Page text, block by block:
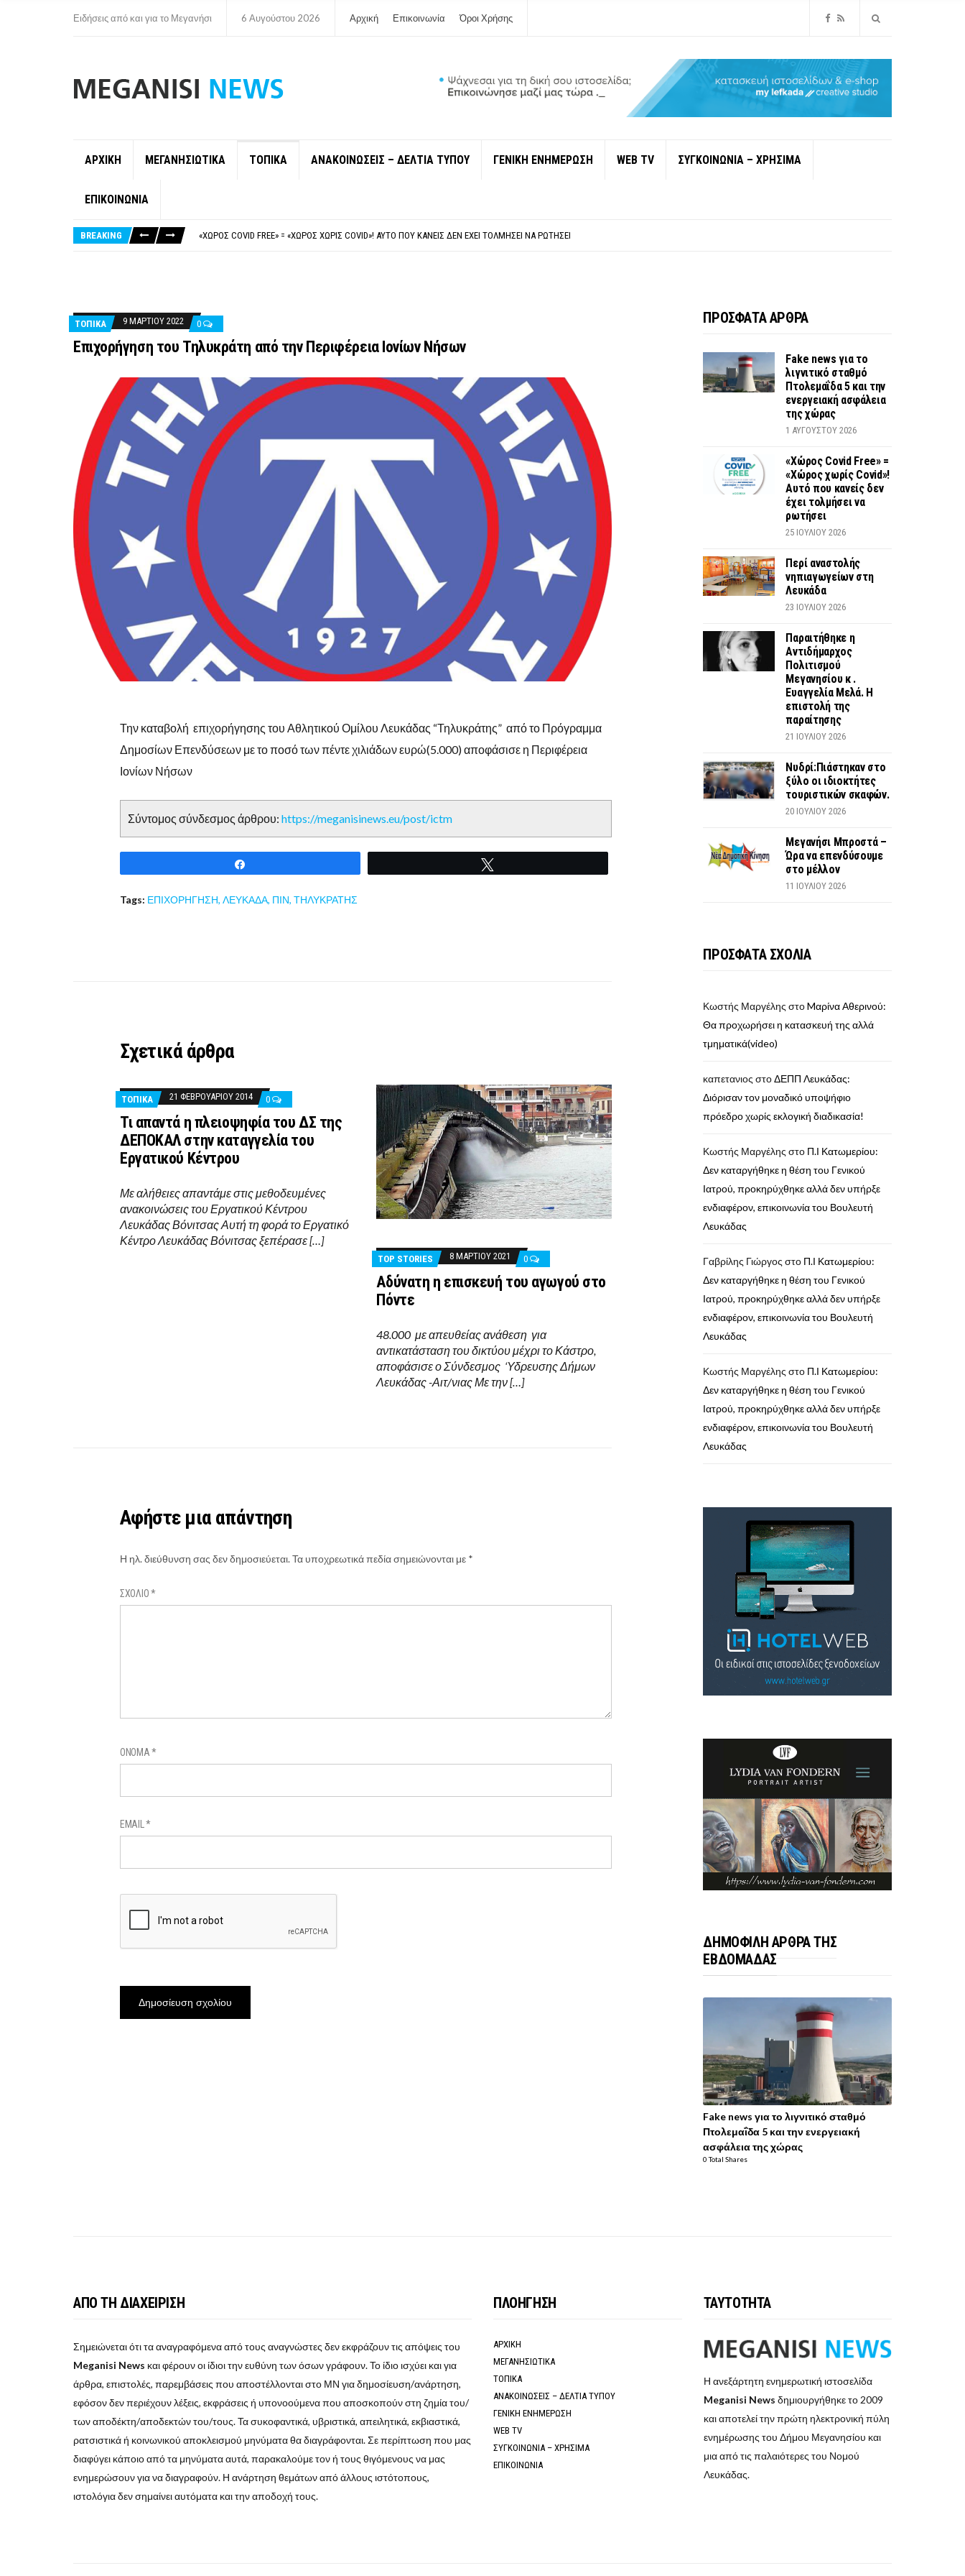
Ειδήσεις από και για το Μεγανήσι 6 Αυγούστου 2026 Αρχική Επικοινωνία Όροι Χρήσης
ΑΡΧΙΚΗ ΜΕΓΑΝΗΣΙΩΤΙΚΑ ΤΟΠΙΚΑ ΑΝΑΚΟΙΝΩΣΕΙΣ – ΔΕΛΤΙΑ ΤΥΠΟΥ ΓΕΝΙΚΗ ΕΝΗΜΕΡΩΣΗ WEB TV ΣΥΓΚΟΙΝΩΝΙΑ – ΧΡΗΣΙΜΑ
ΕΠΙΚΟΙΝΩΝΙΑ
BREAKING
«ΧΏΡΟΣ COVID FREE» = «ΧΏΡΟΣ ΧΩΡΊΣ COVID»! ΑΥΤΌ ΠΟΥ ΚΑΝΕΊΣ ΔΕΝ ΈΧΕΙ ΤΟΛΜΉΣΕΙ ΝΑ ΡΩΤΉΣΕΙ
ΤΟΠΙΚΑ 9 ΜΑΡΤΊΟΥ 2022 0
Επιχορήγηση του Τηλυκράτη από την Περιφέρεια Ιονίων Νήσων
Την καταβολή επιχορήγησης του Αθλητικού Ομίλου Λευκάδας “Τηλυκράτης” από το Πρόγραμμα
Δημοσίων Επενδύσεων με το ποσό των πέντε χιλιάδων ευρώ(5.000) αποφάσισε η Περιφέρεια
Ιονίων Νήσων
Σύντομος σύνδεσμος άρθρου: https://meganisinews.eu/post/ictm
Tags: ΕΠΙΧΟΡΗΓΗΣΗ, ΛΕΥΚΑΔΑ, ΠΙΝ, ΤΗΛΥΚΡΑΤΗΣ
Σχετικά άρθρα
ΤΟΠΙΚΑ 21 ΦΕΒΡΟΥΑΡΊΟΥ 2014 0
Τι απαντά η πλειοψηφία του ΔΣ της
ΔΕΠΟΚΑΛ στην καταγγελία του
Εργατικού Κέντρου
Με αλήθειες απαντάμε στις μεθοδευμένες
ανακοινώσεις του Εργατικού Κέντρου
Λευκάδας Βόνιτσας Αυτή τη φορά το Εργατικό
Κέντρο Λευκάδας Βόνιτσας ξεπέρασε […]
TOP STORIES 8 ΜΑΡΤΊΟΥ 2021 0
Αδύνατη η επισκευή του αγωγού στο
Πόντε
48.000 με απευθείας ανάθεση για
αντικατάσταση του δικτύου μέχρι το Κάστρο,
αποφάσισε ο Σύνδεσμος ‘Υδρευσης Δήμων
Λευκάδας -Αιτ/νιας Με την […]
Αφήστε μια απάντηση
Η ηλ. διεύθυνση σας δεν δημοσιεύεται.Τα υποχρεωτικά πεδία σημειώνονται με *
ΣΧΌΛΙΟ*
ΌΝΟΜΑ*
EMAIL*
ΠΡΟΣΦΑΤΑ ΑΡΘΡΑ
Fake news για το
λιγνιτικό σταθμό
Πτολεμαΐδα 5 και την
ενεργειακή ασφάλεια
της χώρας
1 ΑΥΓΟΎΣΤΟΥ 2026
«Χώρος Covid Free» =
«Χώρος χωρίς Covid»!
Αυτό που κανείς δεν
έχει τολμήσει να
ρωτήσει
25 ΙΟΥΛΊΟΥ 2026
Περί αναστολής
νηπιαγωγείων στη
Λευκάδα
23 ΙΟΥΛΊΟΥ 2026
Παραιτήθηκε η
Αντιδήμαρχος
Πολιτισμού
Μεγανησίου κ .
Ευαγγελία Μελά. Η
επιστολή της
παραίτησης
21 ΙΟΥΛΊΟΥ 2026
Νυδρί:Πιάστηκαν στο
ξύλο οι ιδιοκτήτες
τουριστικών σκαφών.
20 ΙΟΥΛΊΟΥ 2026
Μεγανήσι Μπροστά –
Ώρα να επενδύσουμε
στο μέλλον
11 ΙΟΥΛΊΟΥ 2026
ΠΡΟΣΦΑΤΑ ΣΧΟΛΙΑ
Κωστής Μαργέλης στοMαρίνα Αθερινού:
Θα προχωρήσει η κατασκευή της αλλά
τμηματικά(video)
καπετανιος στοΔΕΠΠ Λευκάδας:
Διόρισαν τον μοναδικό υποψήφιο
πρόεδρο χωρίς εκλογική διαδικασία!
Κωστής Μαργέλης στο Π.Ι Κατωμερίου:
Δεν καταργήθηκε η θέση του Γενικού
Ιατρού, προκηρύχθηκε αλλά δεν υπήρξε
ενδιαφέρον, επικοινωνία του Βουλευτή
Λευκάδας
Γαβρίλης Γιώργος στο Π.Ι Κατωμερίου:
Δεν καταργήθηκε η θέση του Γενικού
Ιατρού, προκηρύχθηκε αλλά δεν υπήρξε
ενδιαφέρον, επικοινωνία του Βουλευτή
Λευκάδας
Κωστής Μαργέλης στο Π.Ι Κατωμερίου:
Δεν καταργήθηκε η θέση του Γενικού
Ιατρού, προκηρύχθηκε αλλά δεν υπήρξε
ενδιαφέρον, επικοινωνία του Βουλευτή
Λευκάδας
ΔΗΜΟΦΙΛΗ ΑΡΘΡΑ ΤΗΣ
ΕΒΔΟΜΑΔΑΣ
Fake news για το λιγνιτικό σταθμό
Πτολεμαΐδα 5 και την ενεργειακή
ασφάλεια της χώρας
0 Total Shares
ΑΠΟ ΤΗ ΔΙΑΧΕΙΡΙΣΗ
Σημειώνεται ότι τα αναγραφόμενα από τους αναγνώστες δεν εκφράζουν τις απόψεις του
Meganisi News και φέρουν οι ίδιοι την ευθύνη των όσων γράφουν. Το ίδιο ισχύει και για
άρθρα, επιστολές, παρεμβάσεις που αποστέλλονται στο ΜΝ για δημοσίευση/ανάρτηση,
εφόσον δεν περιέχουν λέξεις, εκφράσεις ή υπονοούμενα που αποσκοπούν στη ζημία του/
των αποδέκτη/αποδεκτών του/τους. Τα συκοφαντικά, υβριστικά, απειλητικά, εκβιαστικά,
ρατσιστικά ή κοινωνικού αποκλεισμού μηνύματα θα διαγράφονται. Σε περίπτωση που μας
διαφύγει κάποιο από τα μηνύματα αυτά, παρακαλούμε τον ή τους θιγόμενους να μας
ενημερώσουν για να διαγραφούν. Η ανάρτηση θεμάτων από άλλους ιστότοπους,
ιστολόγια δεν σημαίνει αυτόματα και την αποδοχή τους.
ΠΛΟΗΓΗΣΗ
ΑΡΧΙΚΗ
ΜΕΓΑΝΗΣΙΩΤΙΚΑ
ΤΟΠΙΚΑ
ΑΝΑΚΟΙΝΩΣΕΙΣ – ΔΕΛΤΙΑ ΤΥΠΟΥ
ΓΕΝΙΚΗ ΕΝΗΜΕΡΩΣΗ
WEB TV
ΣΥΓΚΟΙΝΩΝΙΑ – ΧΡΗΣΙΜΑ
ΕΠΙΚΟΙΝΩΝΙΑ
ΤΑΥΤΟΤΗΤΑ
Η ανεξάρτητη ενημερωτική ιστοσελίδα
Meganisi News δημιουργήθηκε το 2009
και αποτελεί την πρώτη ηλεκτρονική πύλη
ενημέρωσης του Δήμου Μεγανησίου και
μια από τις παλαιότερες του Νομού
Λευκάδας.